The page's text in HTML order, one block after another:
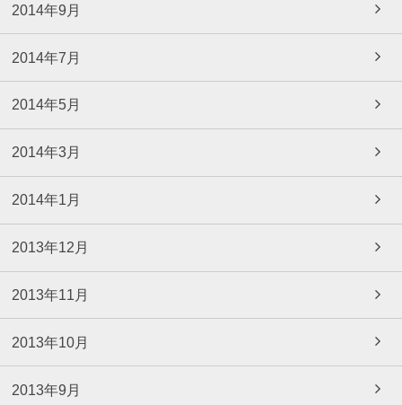
2014年9月
2014年7月
2014年5月
2014年3月
2014年1月
2013年12月
2013年11月
2013年10月
2013年9月